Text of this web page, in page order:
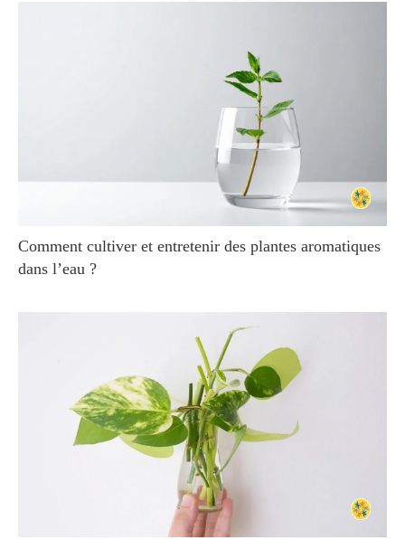
Comment cultiver et entretenir des plantes aromatiques
dans l’eau ?